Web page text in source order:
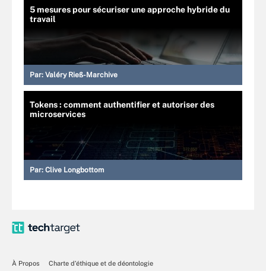
5 mesures pour sécuriser une approche hybride du
travail
Par: Valéry Rieß-Marchive
Tokens : comment authentifier et autoriser des
microservices
Par: Clive Longbottom
À Propos
Charte d’éthique et de déontologie